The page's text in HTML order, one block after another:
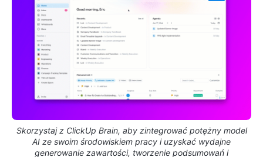
Skorzystaj z ClickUp Brain, aby zintegrować potężny model
AI ze swoim środowiskiem pracy i uzyskać wydajne
generowanie zawartości, tworzenie podsumowań i